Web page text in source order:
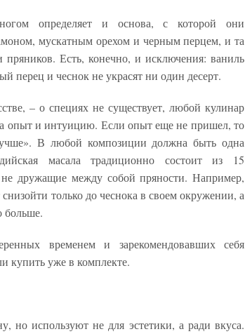
определяет и основа, с которой они
мускатным орехом и черным перцем, и та
пряников. Есть, конечно, и исключения: ваниль
перец и чеснок не украсят ни один десерт.
– о специях не существует, любой кулинар
опыт и интуицию. Если опыт еще не пришел, то
В любой композиции должна быть одна
масала традиционно состоит из 15
дружащие между собой пряности. Например,
только до чеснока в своем окружении, а
больше.
временем и зарекомендовавших себя
купить уже в комплекте.
но используют не для эстетики, а ради вкуса.